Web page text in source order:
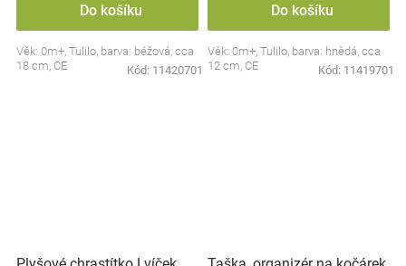
Do košíku
Věk: 0m+, Tulilo, barva: béžová, cca
18 cm, CE
Kód: 11420701
Do košíku
Věk: 0m+, Tulilo, barva: hnědá, cca
12 cm, CE
Kód: 11419701